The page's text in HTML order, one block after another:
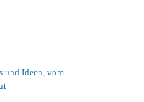
und Ideen, vom